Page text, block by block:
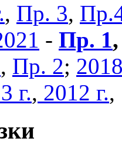
, Пр. 3,
- Пр. 1
, Пр. 2;
г., 2012 г.